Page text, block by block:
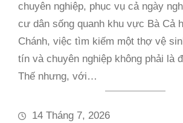
chuyên nghiệp, phục vụ cả ngày
cư dân sống quanh khu vực Bà Cả
Chánh, việc tìm kiếm một thợ vệ
tín và chuyên nghiệp không phải là
Thế nhưng, với…
14 Tháng 7, 2026